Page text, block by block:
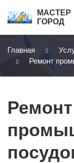
МАСТЕР
ГОРОД
Главная
Ремонт
Ремонт